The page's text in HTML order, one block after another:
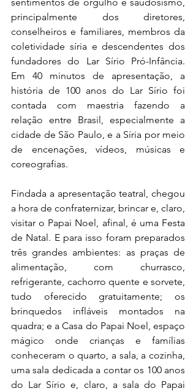
principalmente dos diretores,
conselheiros e familiares, membros da
coletividade síria e descendentes dos
fundadores do Lar Sírio Pró-Infância.
Em 40 minutos de apresentação, a
história de 100 anos do Lar Sírio foi
contada com maestria fazendo a
relação entre Brasil, especialmente a
cidade de São Paulo, e a Síria por meio
de encenações, vídeos, músicas e
coreografias.
Findada a apresentação teatral, chegou
a hora de confraternizar, brincar e, claro,
visitar o Papai Noel, afinal, é uma Festa
de Natal. E para isso foram preparados
três grandes ambientes: as praças de
alimentação, com churrasco,
refrigerante, cachorro quente e sorvete,
tudo oferecido gratuitamente; os
brinquedos infláveis montados na
quadra; e a Casa do Papai Noel, espaço
mágico onde crianças e famílias
conheceram o quarto, a sala, a cozinha,
uma sala dedicada a contar os 100 anos
do Lar Sírio e, claro, a sala do Papai